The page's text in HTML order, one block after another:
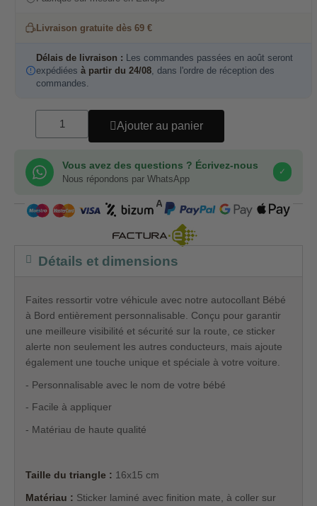
Livraison gratuite dès 69 €
Délais de livraison : Les commandes passées en août seront
expédiées à partir du 24/08 , dans l'ordre de réception des
commandes.
Ajouter au panier
Vous avez des questions ? Écrivez-nous
Nous répondons par WhatsApp
✓
COMPRA SEGURA
Détails et dimensions
Faites ressortir votre véhicule avec notre autocollant Bébé
à Bord entièrement personnalisable. Conçu pour garantir
une meilleure visibilité et sécurité sur la route, ce sticker
alerte non seulement les autres conducteurs, mais ajoute
également une touche unique et spéciale à votre voiture.
- Personnalisable avec le nom de votre bébé
- Facile à appliquer
- Matériau de haute qualité
Taille du triangle : 16x15 cm
Matériau : Sticker laminé avec finition mate, à coller sur